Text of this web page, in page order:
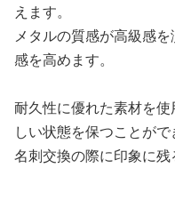
えます。
メタルの質感が高級感
感を高めます。
耐久性に優れた素材を
しい状態を保つことがで
名刺交換の際に印象に残